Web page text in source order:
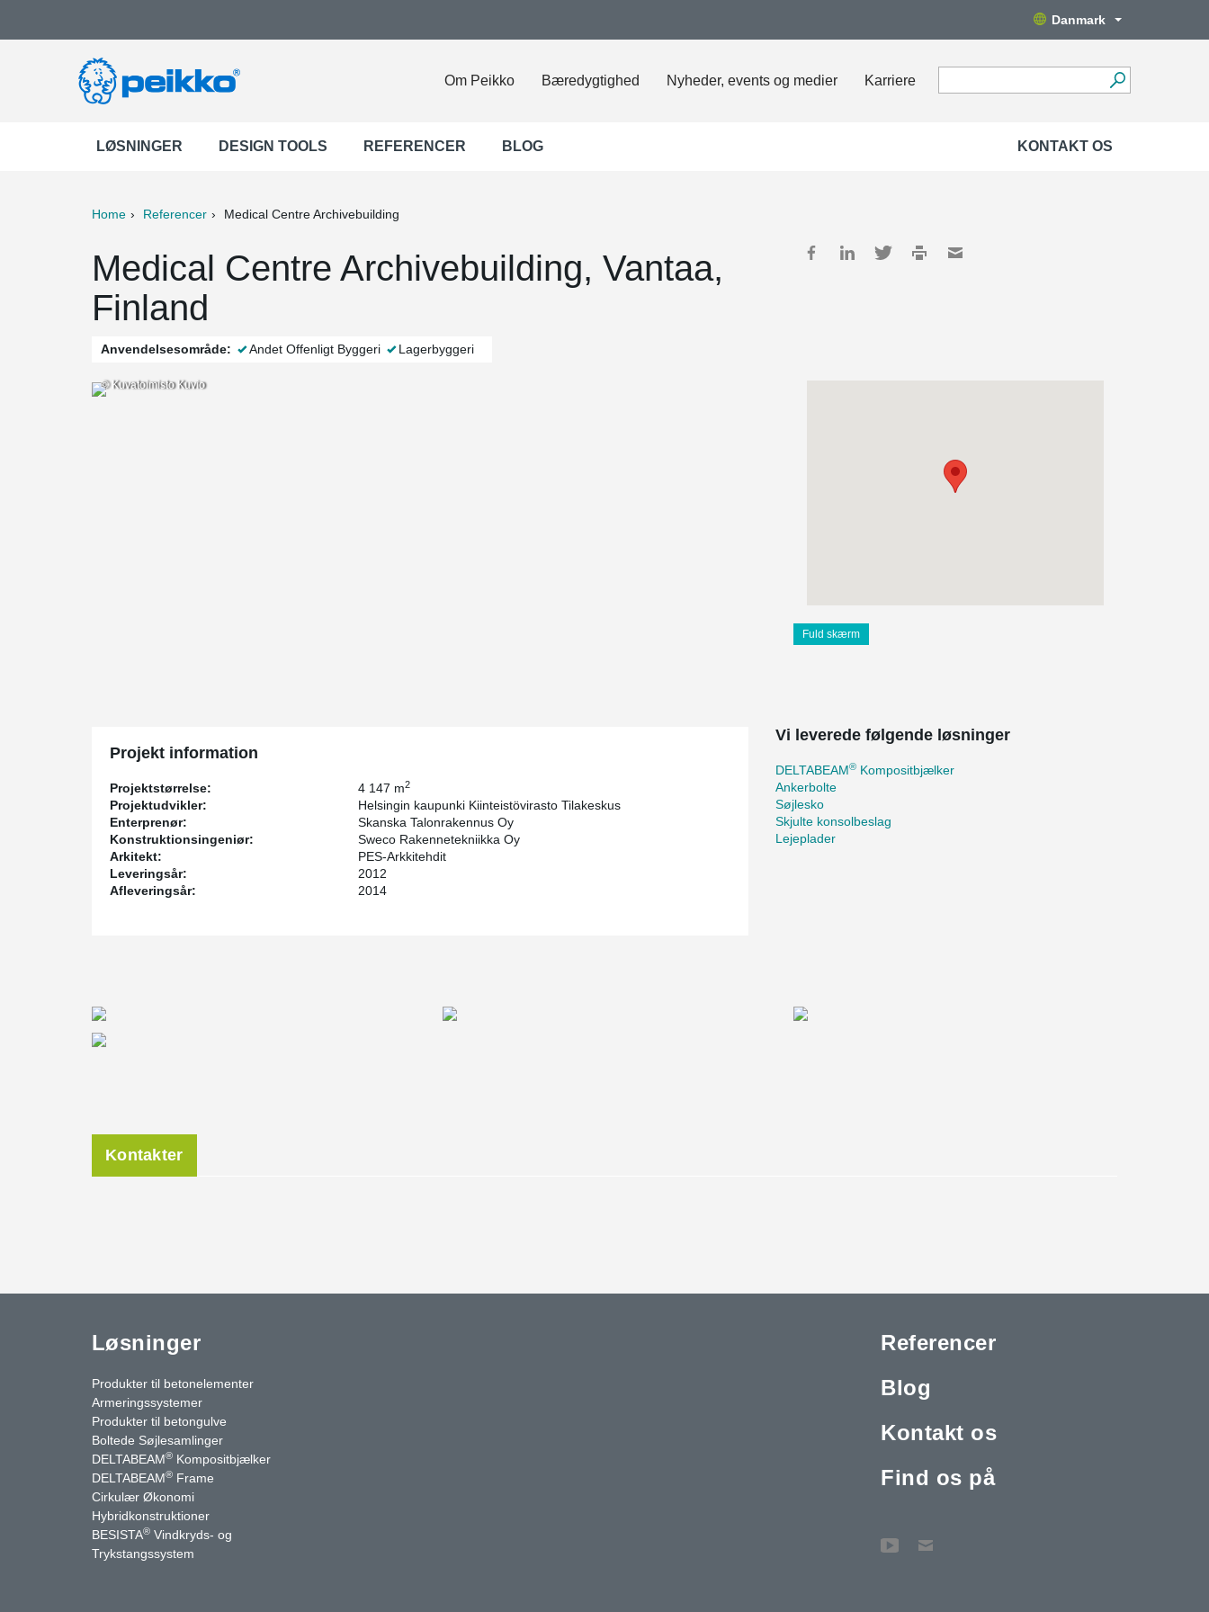
Danmark
Om Peikko Bæredygtighed Nyheder, events og medier Karriere
LØSNINGER DESIGN TOOLS REFERENCER BLOG KONTAKT OS
Home Referencer Medical Centre Archivebuilding
Medical Centre Archivebuilding, Vantaa,
Finland
Anvendelsesområde: Andet Offenligt Byggeri Lagerbyggeri
© Kuvatoimisto Kuvio
Fuld skærm
Projekt information
Projektstørrelse: 4 147 m2
Projektudvikler:
Helsingin kaupunki Kiinteistövirasto Tilakeskus
Enterprenør:
Skanska Talonrakennus Oy
Konstruktionsingeniør:
Sweco Rakennetekniikka Oy
Arkitekt:
PES-Arkkitehdit
Leveringsår:
2012
Afleveringsår:
2014
Vi leverede følgende løsninger
DELTABEAM® Kompositbjælker
Ankerbolte
Søjlesko
Skjulte konsolbeslag
Lejeplader
Kontakter
Løsninger
Produkter til betonelementer
Armeringssystemer
Produkter til betongulve
Boltede Søjlesamlinger
DELTABEAM® Kompositbjælker
DELTABEAM® Frame
Cirkulær Økonomi
Hybridkonstruktioner
BESISTA® Vindkryds- og
Trykstangssystem
Referencer
Blog
Kontakt os
Find os på